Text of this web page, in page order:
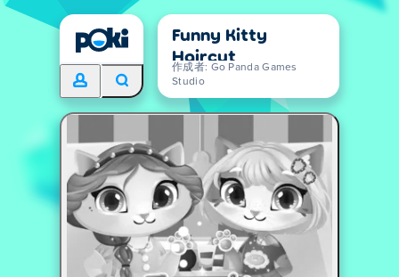
Funny Kitty
Haircut
作成者: Go Panda Games
Studio